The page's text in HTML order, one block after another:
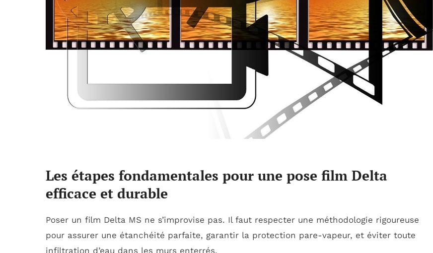
Les étapes fondamentales pour une pose film Delta
efficace et durable
Poser un film Delta MS ne s’improvise pas. Il faut respecter une méthodologie rigoureuse
pour assurer une étanchéité parfaite, garantir la protection pare-vapeur, et éviter toute
infiltration d’eau dans les murs enterrés.